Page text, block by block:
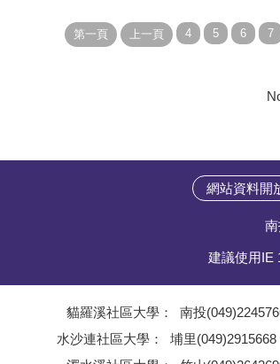
網站資料開
建議使用IE
貓羅溪社區大學： 南投
水沙連社區大學： 埔里(049)2915668